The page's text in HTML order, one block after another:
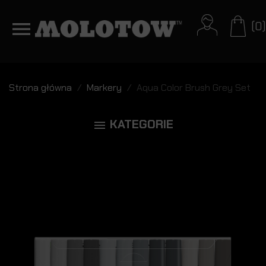
(0)
Strona główna Markery Aqua Color Brush Grey Set
 KATEGORIE